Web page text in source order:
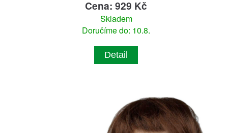
Cena: 929 Kč
Skladem
Doručíme do: 10.8.
Detail